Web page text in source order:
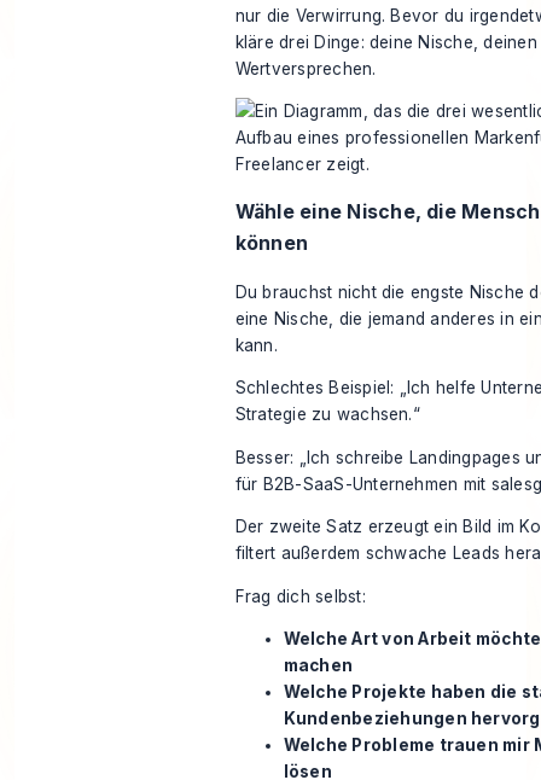
nur die Verwirrung. Bevor du
kläre drei Dinge: deine Nische,
Wertversprechen.
Wähle eine Nische, die
können
Du brauchst nicht die engste Nische
eine Nische, die jemand anderes in
kann.
Schlechtes Beispiel: „Ich helfe
Strategie zu wachsen.“
Besser: „Ich schreibe Landingpages
für B2B-SaaS-Unternehmen mit
Der zweite Satz erzeugt ein Bild im
filtert außerdem schwache Leads
Frag dich selbst:
Welche Art von Arbeit
machen
Welche Projekte haben die
Kundenbeziehungen
Welche Probleme trauen mir
lösen